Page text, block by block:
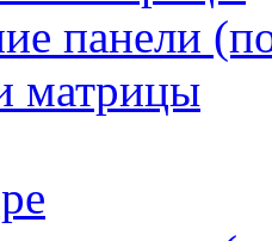
панели
матрицы